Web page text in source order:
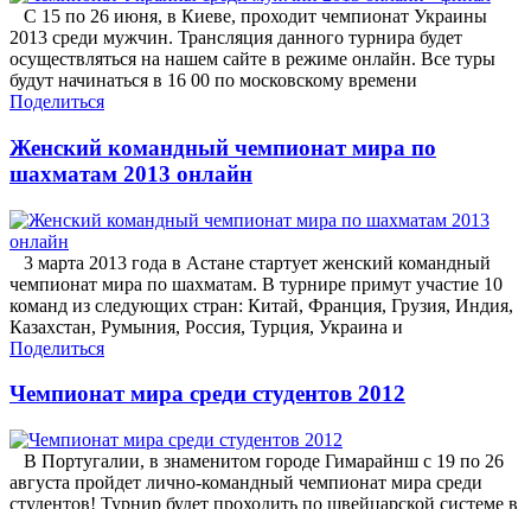
С 15 по 26 июня, в Киеве, проходит чемпионат Украины
2013 среди мужчин. Трансляция данного турнира будет
осуществляться на нашем сайте в режиме онлайн. Все туры
будут начинаться в 16 00 по московскому времени
Поделиться
Женский командный чемпионат мира по
шахматам 2013 онлайн
3 марта 2013 года в Астане стартует женский командный
чемпионат мира по шахматам. В турнире примут участие 10
команд из следующих стран: Китай, Франция, Грузия, Индия,
Казахстан, Румыния, Россия, Турция, Украина и
Поделиться
Чемпионат мира среди студентов 2012
В Португалии, в знаменитом городе Гимарайнш с 19 по 26
августа пройдет лично-командный чемпионат мира среди
студентов! Турнир будет проходить по швейцарской системе в